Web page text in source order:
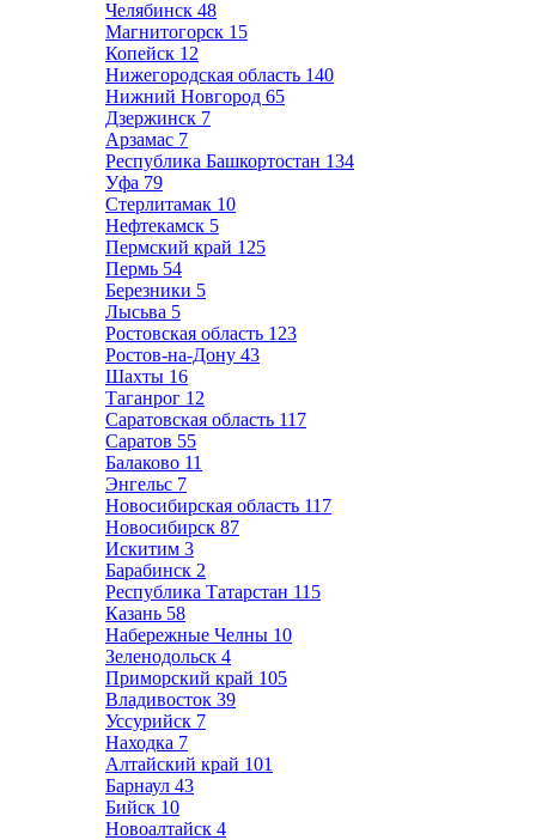
Челябинск 48
Магнитогорск 15
Копейск 12
Нижегородская область 140
Нижний Новгород 65
Дзержинск 7
Арзамас 7
Республика Башкортостан 134
Уфа 79
Стерлитамак 10
Нефтекамск 5
Пермский край 125
Пермь 54
Березники 5
Лысьва 5
Ростовская область 123
Ростов-на-Дону 43
Шахты 16
Таганрог 12
Саратовская область 117
Саратов 55
Балаково 11
Энгельс 7
Новосибирская область 117
Новосибирск 87
Искитим 3
Барабинск 2
Республика Татарстан 115
Казань 58
Набережные Челны 10
Зеленодольск 4
Приморский край 105
Владивосток 39
Уссурийск 7
Находка 7
Алтайский край 101
Барнаул 43
Бийск 10
Новоалтайск 4